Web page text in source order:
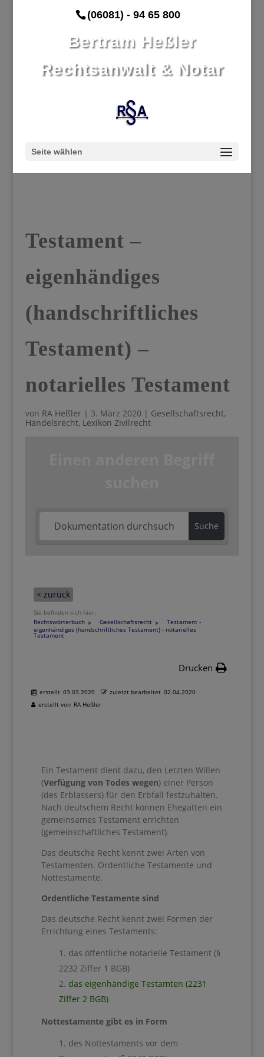
(06081) - 94 65 800
Bertram Heßler
Rechtsanwalt & Notar
Seite wählen
Testament –
eigenhändiges
(handschriftliches
Testament) –
notarielles Testament
von RA Heßler| 3. März 2020 | Gesellschaftsrecht,
Handelsrecht, Lexikon Zivilrecht
Suche
< zurück
Sie befinden sich hier:
Rechtswörterbuch
Gesellschaftsrecht
Testament -
eigenhändiges (handschriftliches Testament) - notarielles
Testament
Drucken
erstellt 03.03.2020 zuletzt bearbeitet 02.04.2020
erstellt von RA Heßler
Ein Testament dient dazu, den Letzten Willen
(Verfügung von Todes wegen) einer Person
(des Erblassers) für den Erbfall festzuhalten.
Nach deutschem Recht können Ehegatten ein
gemeinsames Testament errichten
(gemeinschaftliches Testament).
Das deutsche Recht kennt zwei Arten von
Testamenten. Ordentliche Testamente und
Nottestamente.
Ordentliche Testamente sind
Das deutsche Recht kennt zwei Formen der
Errichtung eines Testaments:
das öffentliche notarielle Testament (§
2232 Ziffer 1 BGB)
das eigenhändige Testamten (2231
Ziffer 2 BGB)
Nottestamente gibt es in Form
des Nottestaments vor dem